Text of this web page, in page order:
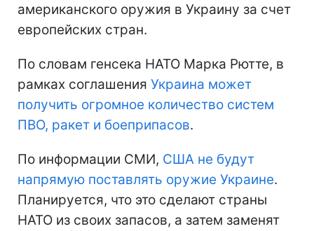
американского оружия в Украину за счет
европейских стран.
По словам генсека НАТО Марка Рютте, в
рамках соглашения Украина может
получить огромное количество систем
ПВО, ракет и боеприпасов.
По информации СМИ, США не будут
напрямую поставлять оружие Украине.
Планируется, что это сделают страны
НАТО из своих запасов, а затем заменят